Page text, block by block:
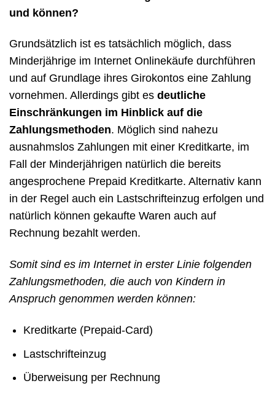
und können?
Grundsätzlich ist es tatsächlich möglich, dass
Minderjährige im Internet Onlinekäufe durchführen
und auf Grundlage ihres Girokontos eine Zahlung
vornehmen. Allerdings gibt es deutliche
Einschränkungen im Hinblick auf die
Zahlungsmethoden. Möglich sind nahezu
ausnahmslos Zahlungen mit einer Kreditkarte, im
Fall der Minderjährigen natürlich die bereits
angesprochene Prepaid Kreditkarte. Alternativ kann
in der Regel auch ein Lastschrifteinzug erfolgen und
natürlich können gekaufte Waren auch auf
Rechnung bezahlt werden.
Somit sind es im Internet in erster Linie folgenden
Zahlungsmethoden, die auch von Kindern in
Anspruch genommen werden können:
Kreditkarte (Prepaid-Card)
Lastschrifteinzug
Überweisung per Rechnung